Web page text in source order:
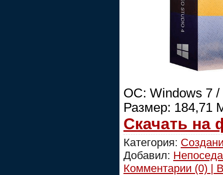
ОС: Windows 7 /
Размер: 184,71
Скачать на
Категория:
Добавил: Непоседа
Комментарии (0) |